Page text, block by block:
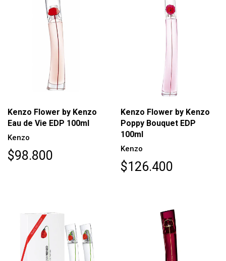
Kenzo Flower by Kenzo
Eau de Vie EDP 100ml
Kenzo
$98.800
Kenzo Flower by Kenzo
Poppy Bouquet EDP
100ml
Kenzo
$126.400